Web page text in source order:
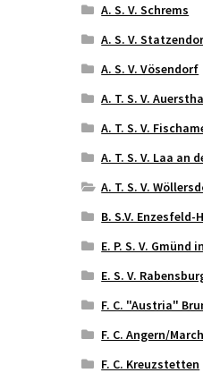
A. S. V. Schrems
A. S. V.
A. S. V. Vösendorf
A. T. S. V.
A. T. S. V.
A. T. S. V. Laa an
A. T. S. V.
B. S.V.
E. P. S. V. Gmünd
E. S. V.
F. C. "Austria"
F. C. Angern/March
F. C. Kreuzstetten